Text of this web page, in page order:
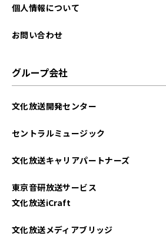
個人情報について
お問い合わせ
グループ会社
文化放送開発センター
セントラルミュージック
文化放送キャリアパートナーズ
東京音研放送サービス
文化放送iCraft
文化放送メディアブリッジ